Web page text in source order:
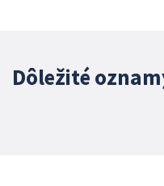
Dôležité